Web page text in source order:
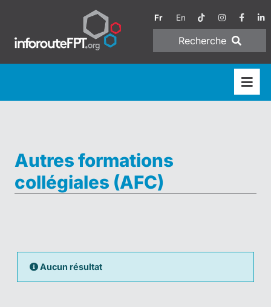
Fr En
Recherche
Autres formations
collégiales (AFC)
Aucun résultat